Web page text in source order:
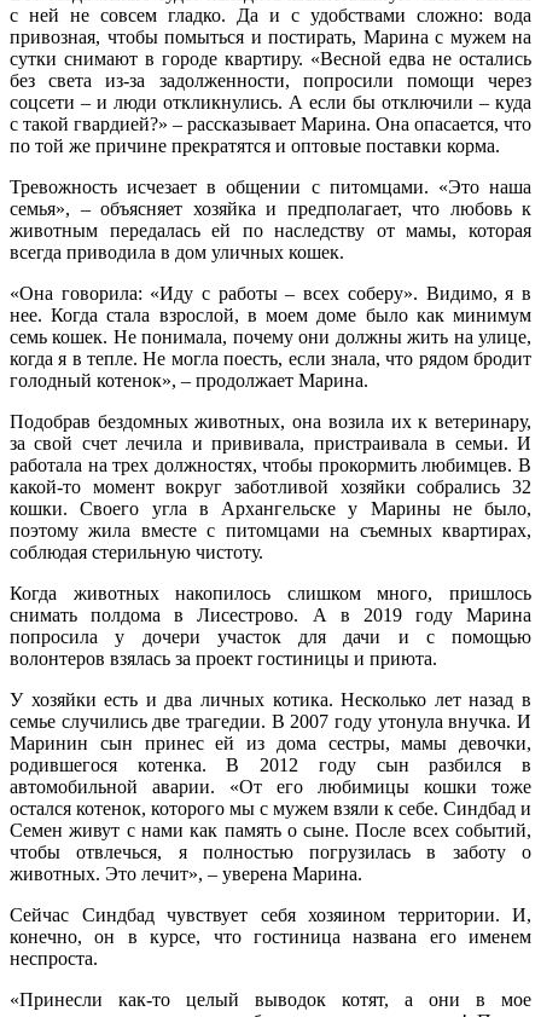
с ней не совсем гладко. Да и с удобствами сложно: вода
привозная, чтобы помыться и постирать, Марина с мужем на
сутки снимают в городе квартиру. «Весной едва не остались
без света из-за задолженности, попросили помощи через
соцсети – и люди откликнулись. А если бы отключили – куда
с такой гвардией?» – рассказывает Марина. Она опасается, что
по той же причине прекратятся и оптовые поставки корма.
Тревожность исчезает в общении с питомцами. «Это наша
семья», – объясняет хозяйка и предполагает, что любовь к
животным передалась ей по наследству от мамы, которая
всегда приводила в дом уличных кошек.
«Она говорила: «Иду с работы – всех соберу». Видимо, я в
нее. Когда стала взрослой, в моем доме было как минимум
семь кошек. Не понимала, почему они должны жить на улице,
когда я в тепле. Не могла поесть, если знала, что рядом бродит
голодный котенок», – продолжает Марина.
Подобрав бездомных животных, она возила их к ветеринару,
за свой счет лечила и прививала, пристраивала в семьи. И
работала на трех должностях, чтобы прокормить любимцев. В
какой-то момент вокруг заботливой хозяйки собрались 32
кошки. Своего угла в Архангельске у Марины не было,
поэтому жила вместе с питомцами на съемных квартирах,
соблюдая стерильную чистоту.
Когда животных накопилось слишком много, пришлось
снимать полдома в Лисестрово. А в 2019 году Марина
попросила у дочери участок для дачи и с помощью
волонтеров взялась за проект гостиницы и приюта.
У хозяйки есть и два личных котика. Несколько лет назад в
семье случились две трагедии. В 2007 году утонула внучка. И
Маринин сын принес ей из дома сестры, мамы девочки,
родившегося котенка. В 2012 году сын разбился в
автомобильной аварии. «От его любимицы кошки тоже
остался котенок, которого мы с мужем взяли к себе. Синдбад и
Семен живут с нами как память о сыне. После всех событий,
чтобы отвлечься, я полностью погрузилась в заботу о
животных. Это лечит», – уверена Марина.
Сейчас Синдбад чувствует себя хозяином территории. И,
конечно, он в курсе, что гостиница названа его именем
неспроста.
«Принесли как-то целый выводок котят, а они в мое